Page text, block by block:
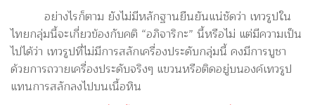
อย่างไรก็ตาม ยังไม่มีหลักฐานยืนยันแน่ชัดว่า เทวรูปใน
ไทยกลุ่มนี้จะเกี่ยวข้องกับคติ “อภิจาริกะ” นี้หรือไม่ แต่มีความเป็น
ไปได้ว่า เทวรูปที่ไม่มีการสลักเครื่องประดับกลุ่มนี้ คงมีการบูชา
ด้วยการถวายเครื่องประดับจริงๆ แขวนหรือติดอยู่บนองค์เทวรูป
แทนการสลักลงไปบนเนื้อหิน